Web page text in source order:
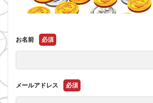
お名前 必須
メールアドレス 必須